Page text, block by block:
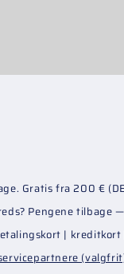
Gratis fra 200 €
Pengene tilbage
|